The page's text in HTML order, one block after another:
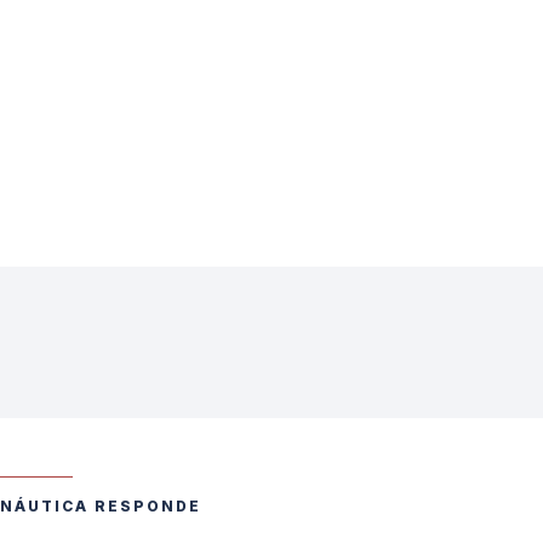
NÁUTICA RESPONDE